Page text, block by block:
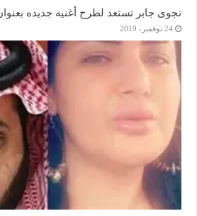
نجوى جابر تستعد لطرح أغنيه جديده
24 نوفمبر، 2019